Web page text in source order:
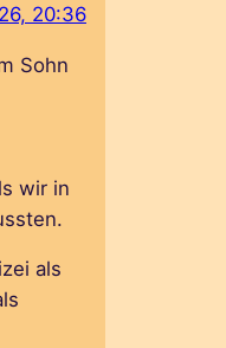
20:36
Sohn
wir in
als